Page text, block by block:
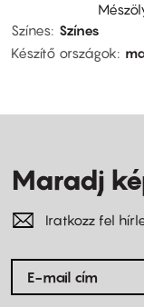
Színes Színes
Készítő országok
Maradj
Iratkozz fel